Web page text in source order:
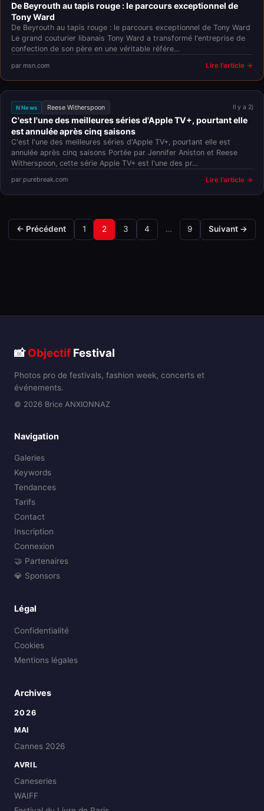
De Beyrouth au tapis rouge : le parcours exceptionnel de
Tony Ward
De Beyrouth au tapis rouge : le parcours exceptionnel de Tony Ward
Le grand couturier libanais Tony Ward a transformé l'entreprise de
confection de son père en une véritable référe…
par msn.com Lire l'article →
N News Reese Witherspoon Il y a 2j
C'est l'une des meilleures séries d'Apple TV+, pourtant elle
est annulée après cinq saisons
C'est l'une des meilleures séries d'Apple TV+, pourtant elle est
annulée après cinq saisons Portée par Jennifer Aniston et Reese
Witherspoon, cette série Apple TV+ est l'une des pr…
par purebreak.com Lire l'article →
← Précédent 1 2 3 4 … 9 Suivant →
📸Objectif Festival
Photos pro de festivals, fashion week, concerts et
événements.
© 2026 Brice ANXIONNAZ
Navigation
Galeries
Keywords
Tendances
Tarifs
Contact
Inscription
Connexion
🤝 Partenaires
💎 Sponsors
Légal
Confidentialité
Cookies
Mentions légales
Archives
2026
MAI
Cannes 2026
AVRIL
Caneseries
WAIFF